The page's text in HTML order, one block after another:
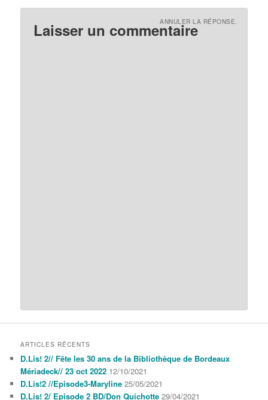
Laisser un commentaireANNULER LA RÉPONSE.
ARTICLES RÉCENTS
D.Lis! 2// Fête les 30 ans de la Bibliothèque de Bordeaux
Mériadeck// 23 oct 2022 12/10/2021
D.Lis!2 //Episode3-Maryline 25/05/2021
D.Lis! 2/ Episode 2 BD/Don Quichotte 29/04/2021